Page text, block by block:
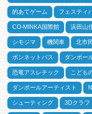
的あてゲーム フェスティ
CO-MINKA国際館 浜田山
シモジマ 機関車 北市
ボンネットバス ダンボー
恐竜アスレチック こども
ダンボールアーティスト
シューティング 3Dクラフ